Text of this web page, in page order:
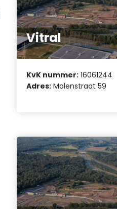
Vitral
KvK nummer: 16061244
Adres: Molenstraat 59